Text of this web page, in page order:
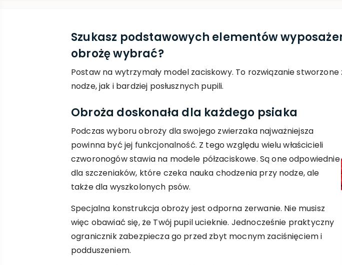
Szukasz podstawowych elementów
obrożę wybrać?
Postaw na wytrzymały model zaciskowy. To rozwiązanie
nodze, jak i bardziej posłusznych pupili.
Obroża doskonała dla każdego psiaka
Podczas wyboru obroży dla swojego zwierzaka najważniejsza
powinna być jej funkcjonalność. Z tego względu wielu właścicieli
czworonogów stawia na modele półzaciskowe. Są one odpowiednie
dla szczeniaków, które czeka nauka chodzenia przy nodze, ale
także dla wyszkolonych psów.
Specjalna konstrukcja obroży jest odporna zerwanie. Nie musisz
więc obawiać się, że Twój pupil ucieknie. Jednocześnie praktyczny
ogranicznik zabezpiecza go przed zbyt mocnym zaciśnięciem i
podduszeniem.